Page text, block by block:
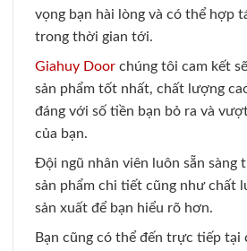
vọng bạn hài lòng và có thể hợp
trong thời gian tới.
Giahuy Door chúng tôi cam kết
sản phẩm tốt nhất, chất lượng
đáng với số tiền bạn bỏ ra và
của bạn.
Đội ngũ nhân viên luôn sẵn sàng
sản phẩm chi tiết cũng như chất
sản xuất để bạn hiểu rõ hơn.
Bạn cũng có thể đến trực tiếp tại